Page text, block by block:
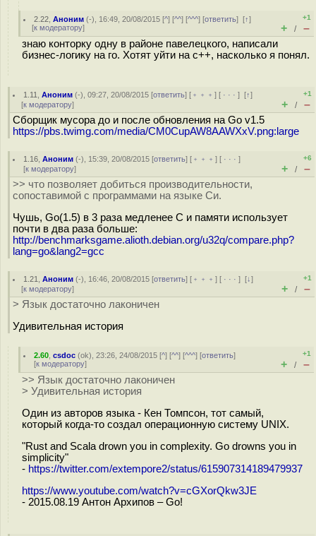
2.22 ,Аноним (-), 16:49, 20/08/2015 [^] [^^] [^^^] [ответить][↑]
[к модератору]
+1
+ / –
знаю конторку одну в районе павелецкого, написали
бизнес-логику на го. Хотят уйти на с++, насколько я понял.
1.11 ,Аноним (-), 09:27, 20/08/2015 [ответить] [ ﹢﹢﹢] [ · · ·][↑]
[к модератору]
+1
+ / –
Сборщик мусора до и после обновления на Go v1.5
https://pbs.twimg.com/media/CM0CupAW8AAWXxV.png:large
1.16 ,Аноним (-), 15:39, 20/08/2015 [ответить] [ ﹢﹢﹢] [ · · ·]
[к модератору]
+6
+ / –
>> что позволяет добиться производительности,
сопоставимой с программами на языке Си.
Чушь, Go(1.5) в 3 раза медленее C и памяти использует
почти в два раза больше:
http://benchmarksgame.alioth.debian.org/u32q/compare.php?
lang=go&lang2=gcc
1.21 ,Аноним (-), 16:46, 20/08/2015 [ответить] [ ﹢﹢﹢] [ · · ·][↓]
[к модератору]
+1
+ / –
> Язык достаточно лаконичен
Удивительная история
2.60 ,csdoc (ok), 23:26, 24/08/2015 [^] [^^] [^^^] [ответить]
[к модератору]
+1
+ / –
>> Язык достаточно лаконичен
> Удивительная история
Один из авторов языка - Кен Томпсон, тот самый,
который когда-то создал операционную систему UNIX.
"Rust and Scala drown you in complexity. Go drowns you in
simplicity"
- https://twitter.com/extempore2/status/615907314189479937
https://www.youtube.com/watch?v=cGXorQkw3JE
- 2015.08.19 Антон Архипов – Go!